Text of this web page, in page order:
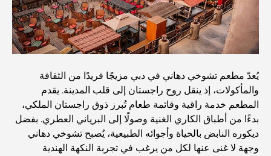
مطاعم بإطلالة على برج العرب: تجربة طعام استثنائية في دبي
دليل شامل لأندية شاطئ نخلة جميرا لعام 2026
المطاعم الإيطالية في وسط مدينة دبي: تذوق إيطاليا في قلب
المدينة
أفضل 7 نوادي رياضية في دبي هيلز: اللياقة البدنية في أبهى
صورها
يُعدّ مطعم تشوخي دهاني في دبي مزيجًا فريدًا من الثقافة
والمأكولات، إذ ينقل روح راجستان إلى قلب المدينة. يقدم
المطعم خدمة راقية وقائمة طعام تُبرز ذوق راجستان الملكي،
بدءًا من أطباق الكاري الغنية وصولًا إلى البرياني العطري. بفضل
ديكوره النابض بالحياة وأجوائه الطبيعية، يُصبح تشوخي دهاني
وجهة لا غنى عنها لكل من يرغب في تجربة النكهة الهندية